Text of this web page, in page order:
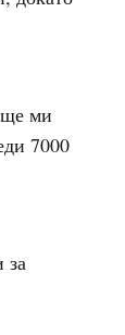
ще ми
7000
за